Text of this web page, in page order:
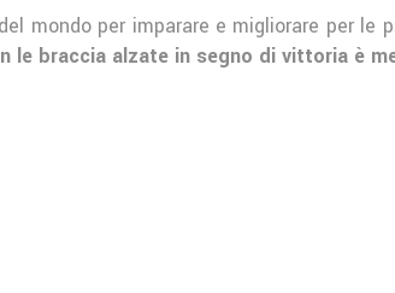
mondo per imparare e migliorare per
le braccia alzate in segno di vittoria è